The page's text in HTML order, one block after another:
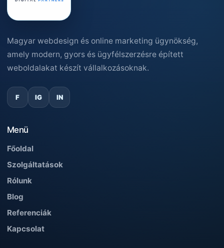
Magyar webdesign és online marketing ügynökség,
amely modern, gyors és ügyfélszerzésre épített
weboldalakat készít vállalkozásoknak.
F IG IN
Menü
Főoldal
Szolgáltatások
Rólunk
Blog
Referenciák
Kapcsolat